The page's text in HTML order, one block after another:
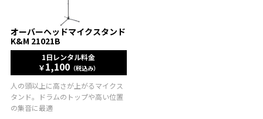
オーバーヘッドマイクスタンド
K&M 21021B
1日レンタル料金
￥1,100（税込み）
人の頭以上に高さが上がるマイクス
タンド。ドラムのトップや高い位置
の集音に最適